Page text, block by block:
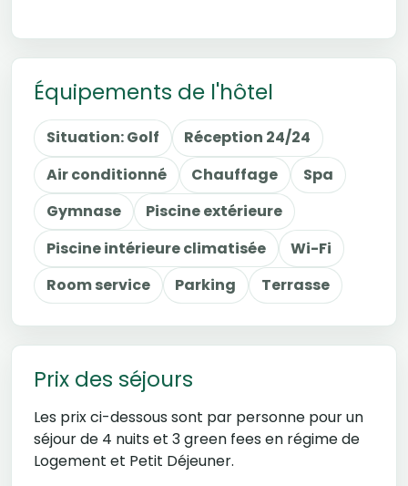
Équipements de l'hôtel
Situation: Golf
Réception 24/24
Air conditionné
Chauffage
Spa
Gymnase
Piscine extérieure
Piscine intérieure climatisée
Wi-Fi
Room service
Parking Terrasse
Prix des séjours
Les prix ci-dessous sont par personne pour un
séjour de 4 nuits et 3 green fees en régime de
Logement et Petit Déjeuner.